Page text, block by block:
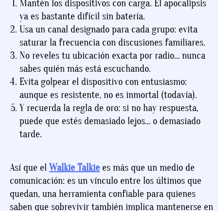
Mantén los dispositivos con carga. El apocalipsis
ya es bastante difícil sin batería.
Usa un canal designado para cada grupo: evita
saturar la frecuencia con discusiones familiares.
No reveles tu ubicación exacta por radio… nunca
sabes quién más está escuchando.
Evita golpear el dispositivo con entusiasmo:
aunque es resistente, no es inmortal (todavía).
Y recuerda la regla de oro: si no hay respuesta,
puede que estés demasiado lejos… o demasiado
tarde.
Así que el Walkie Talkie es más que un medio de
comunicación: es un vínculo entre los últimos que
quedan, una herramienta confiable para quienes
saben que sobrevivir también implica mantenerse en